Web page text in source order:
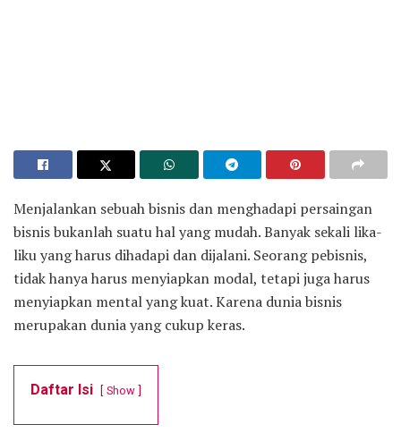
Menjalankan sebuah bisnis dan menghadapi persaingan
bisnis bukanlah suatu hal yang mudah. Banyak sekali lika-
liku yang harus dihadapi dan dijalani. Seorang pebisnis,
tidak hanya harus menyiapkan modal, tetapi juga harus
menyiapkan mental yang kuat. Karena dunia bisnis
merupakan dunia yang cukup keras.
Daftar Isi Show